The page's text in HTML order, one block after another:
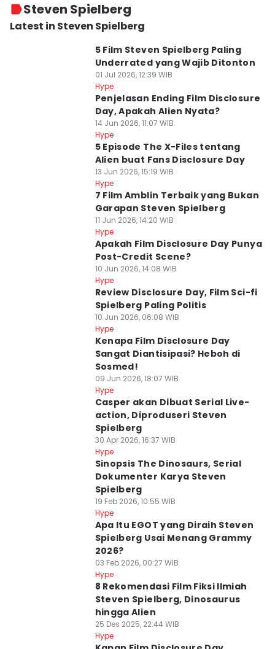
Steven Spielberg
Latest in Steven Spielberg
5 Film Steven Spielberg Paling
Underrated yang Wajib Ditonton
01 Jul 2026, 12:39 WIB
Hype
Penjelasan Ending Film Disclosure
Day, Apakah Alien Nyata?
14 Jun 2026, 11:07 WIB
Hype
5 Episode The X-Files tentang
Alien buat Fans Disclosure Day
13 Jun 2026, 15:19 WIB
Hype
7 Film Amblin Terbaik yang Bukan
Garapan Steven Spielberg
11 Jun 2026, 14:20 WIB
Hype
Apakah Film Disclosure Day Punya
Post-Credit Scene?
10 Jun 2026, 14:08 WIB
Hype
Review Disclosure Day, Film Sci-fi
Spielberg Paling Politis
10 Jun 2026, 06:08 WIB
Hype
Kenapa Film Disclosure Day
Sangat Diantisipasi? Heboh di
Sosmed!
09 Jun 2026, 18:07 WIB
Hype
Casper akan Dibuat Serial Live-
action, Diproduseri Steven
Spielberg
30 Apr 2026, 16:37 WIB
Hype
Sinopsis The Dinosaurs, Serial
Dokumenter Karya Steven
Spielberg
19 Feb 2026, 10:55 WIB
Hype
Apa Itu EGOT yang Diraih Steven
Spielberg Usai Menang Grammy
2026?
03 Feb 2026, 00:27 WIB
Hype
8 Rekomendasi Film Fiksi Ilmiah
Steven Spielberg, Dinosaurus
hingga Alien
25 Des 2025, 22:44 WIB
Hype